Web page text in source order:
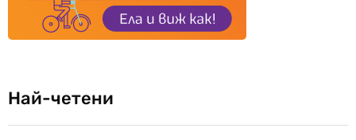
Най-четени